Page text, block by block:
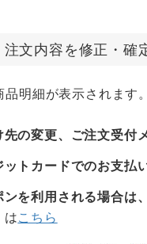
文内容を修正・確
品明細が表示されます。
先の変更、ご注文受付
ットカードでのお支払
ンを利用される場合は
はこちら